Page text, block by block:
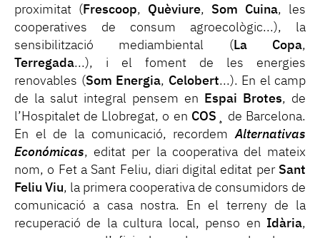
proximitat ( Frescoop, Quèviure, Som Cuina, les
cooperatives de consum agroecològic...), la
sensibilització mediambiental ( La Copa,
Terregada...), i el foment de les energies
renovables (Som Energia, Celobert...). En el camp
de la salut integral pensem en
Espai Brotes, de
l’Hospitalet de Llobregat, o en COS ¸ de Barcelona.
En el de la comunicació, recordemAlternativas
Económicas, editat per la cooperativa del mateix
nom, o Fet a Sant Feliu, diari digital editat per Sant
Feliu Viu, la primera cooperativa de consumidors de
comunicació a casa nostra. En el terreny de la
recuperació de la cultura local, penso en Idària,